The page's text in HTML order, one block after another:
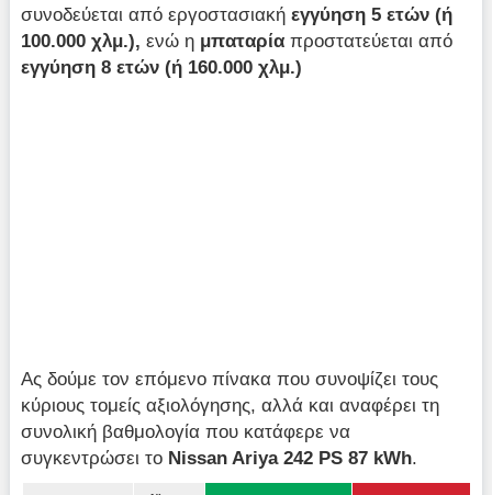
συνοδεύεται από εργοστασιακή εγγύηση 5 ετών (ή
100.000 χλμ.),ενώ η μπαταρίαπροστατεύεται από
εγγύηση 8 ετών (ή 160.000 χλμ.)
Ας δούμε τον επόμενο πίνακα που συνοψίζει τους
κύριους τομείς αξιολόγησης, αλλά και αναφέρει τη
συνολική βαθμολογία που κατάφερε να
συγκεντρώσει το Nissan Ariya 242 PS 87 kWh.